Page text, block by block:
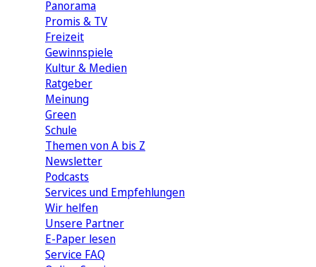
Panorama
Promis & TV
Freizeit
Gewinnspiele
Kultur & Medien
Ratgeber
Meinung
Green
Schule
Themen von A bis Z
Newsletter
Podcasts
Services und Empfehlungen
Wir helfen
Unsere Partner
E-Paper lesen
Service FAQ